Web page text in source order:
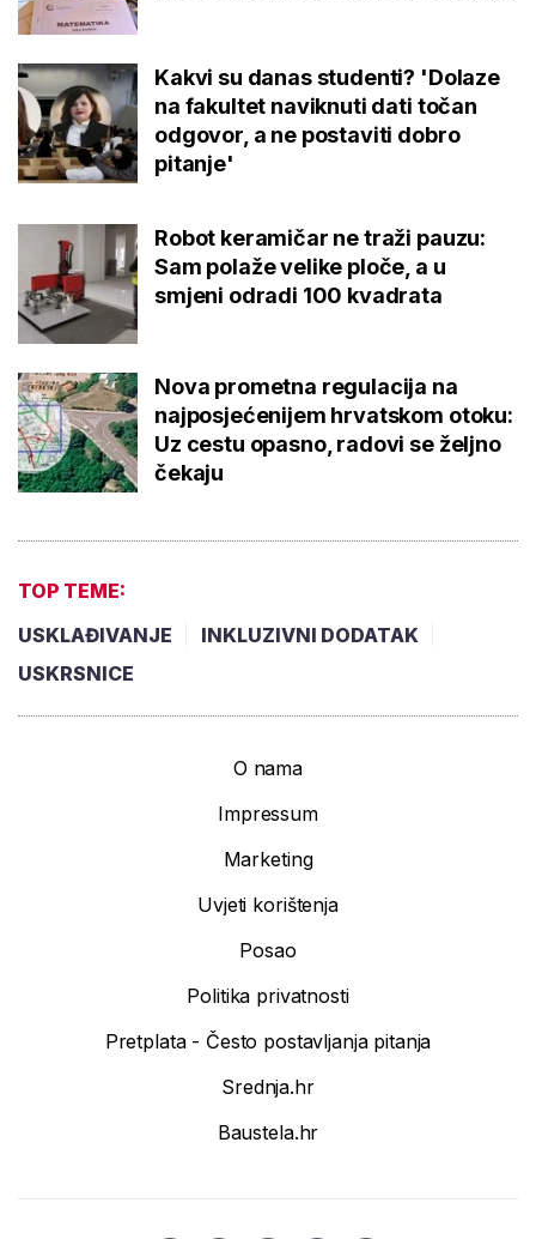
Kakvi su danas studenti? 'Dolaze
na fakultet naviknuti dati točan
odgovor, a ne postaviti dobro
pitanje'
Robot keramičar ne traži pauzu:
Sam polaže velike ploče, a u
smjeni odradi 100 kvadrata
Nova prometna regulacija na
najposjećenijem hrvatskom otoku:
Uz cestu opasno, radovi se željno
čekaju
TOP TEME:
USKLAĐIVANJE
INKLUZIVNI DODATAK
USKRSNICE
O nama
Impressum
Marketing
Uvjeti korištenja
Posao
Politika privatnosti
Pretplata - Često postavljanja pitanja
Srednja.hr
Baustela.hr